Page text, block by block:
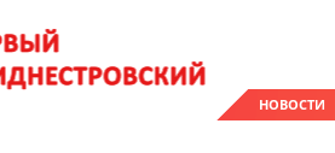
НОВОСТИ